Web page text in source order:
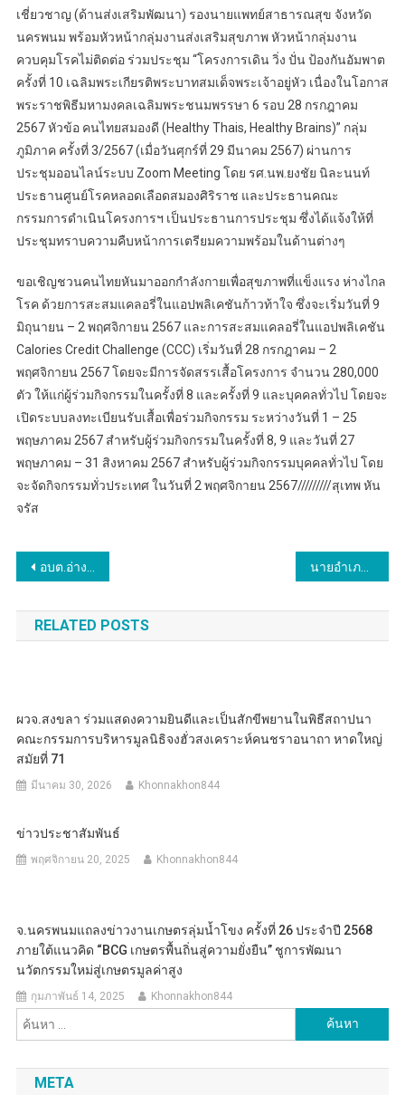
เชี่ยวชาญ (ด้านส่งเสริมพัฒนา) รองนายแพทย์สาธารณสุข จังหวัด
นครพนม พร้อมหัวหน้ากลุ่มงานส่งเสริมสุขภาพ หัวหน้ากลุ่มงาน
ควบคุมโรคไม่ติดต่อ ร่วมประชุม “โครงการเดิน วิ่ง ปั่น ป้องกันอัมพาต
ครั้งที่ 10 เฉลิมพระเกียรติพระบาทสมเด็จพระเจ้าอยู่หัว เนื่องในโอกาส
พระราชพิธีมหามงคลเฉลิมพระชนมพรรษา 6 รอบ 28 กรกฎาคม
2567 หัวข้อ คนไทยสมองดี (Healthy Thais, Healthy Brains)” กลุ่ม
ภูมิภาค ครั้งที่ 3/2567 (เมื่อวันศุกร์ที่ 29 มีนาคม 2567) ผ่านการ
ประชุมออนไลน์ระบบ Zoom Meeting โดย รศ.นพ.ยงชัย นิละนนท์
ประธานศูนย์โรคหลอดเลือดสมองศิริราช และประธานคณะ
กรรมการดำเนินโครงการฯ เป็นประธานการประชุม ซึ่งได้แจ้งให้ที่
ประชุมทราบความคืบหน้าการเตรียมความพร้อมในด้านต่างๆ
ขอเชิญชวนคนไทยหันมาออกกำลังกายเพื่อสุขภาพที่แข็งแรง ห่างไกล
โรค ด้วยการสะสมแคลอรี่ในแอปพลิเคชันก้าวท้าใจ ซึ่งจะเริ่มวันที่ 9
มิถุนายน – 2 พฤศจิกายน 2567 และการสะสมแคลอรี่ในแอปพลิเคชัน
Calories Credit Challenge (CCC) เริ่มวันที่ 28 กรกฎาคม – 2
พฤศจิกายน 2567 โดยจะมีการจัดสรรเสื้อโครงการ จำนวน 280,000
ตัว ให้แก่ผู้ร่วมกิจกรรมในครั้งที่ 8 และครั้งที่ 9 และบุคคลทั่วไป โดยจะ
เปิดระบบลงทะเบียนรับเสื้อเพื่อร่วมกิจกรรม ระหว่างวันที่ 1 – 25
พฤษภาคม 2567 สำหรับผู้ร่วมกิจกรรมในครั้งที่ 8, 9 และวันที่ 27
พฤษภาคม – 31 สิงหาคม 2567 สำหรับผู้ร่วมกิจกรรมบุคคลทั่วไป โดย
จะจัดกิจกรรมทั่วประเทศ ในวันที่ 2 พฤศจิกายน 2567/////////สุเทพ หัน
จรัส
แนะแนว
เรื่อง
อบต.อ่างทอง จัดกิจกรรมโครงการส่งเสริมคุณธรรมจริยธรรมและจิตอาสา พัฒนาวัด ชุมชน เพื่อเสริมสร้างความรู้ด้านคุณธรรมจริยธรรม รวมถึงสร้างความสัมพันธ์ กับประชาชนในพื้นที
RELATED POSTS
ผวจ.สงขลา ร่วมแสดงความยินดีและเป็นสักขีพยานในพิธีสถาปนา
คณะกรรมการบริหารมูลนิธิจงฮั่วสงเคราะห์คนชราอนาถา หาดใหญ่
สมัยที่ 71
มีนาคม 30, 2026 Khonnakhon844
ข่าวประชาสัมพันธ์
พฤศจิกายน 20, 2025 Khonnakhon844
จ.นครพนมแถลงข่าวงานเกษตรลุ่มน้ำโขง ครั้งที่ 26 ประจำปี 2568
ภายใต้แนวคิด “BCG เกษตรพื้นถิ่นสู่ความยั่งยืน” ชูการพัฒนา
นวัตกรรมใหม่สู่เกษตรมูลค่าสูง
กุมภาพันธ์ 14, 2025 Khonnakhon844
สำหรับ:
META